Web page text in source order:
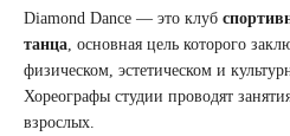
Diamond Dance — это клуб
танца , основная цель которого
физическом, эстетическом и
Хореографы студии проводят
взрослых.